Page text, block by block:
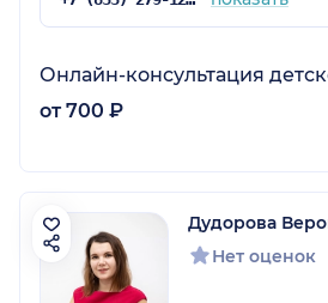
Онлайн-консультация
от 700 ₽
Дудорова
Нет оценок